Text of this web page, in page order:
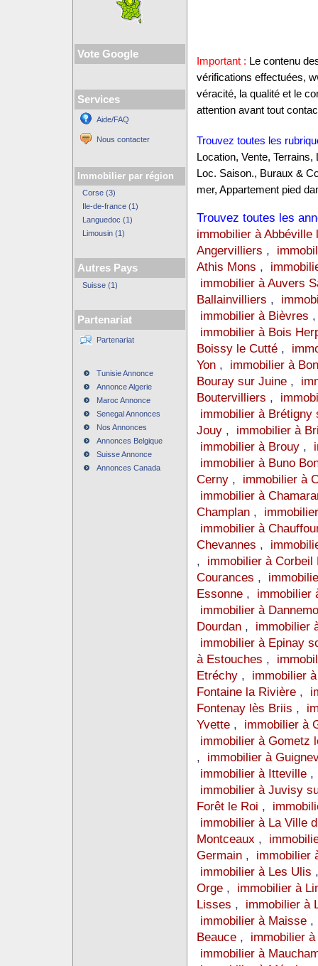
Vote Google
Services
Aide/FAQ
Nous contacter
Immobilier par région
Corse (3)
Ile-de-france (1)
Languedoc (1)
Limousin (1)
Autres Pays
Suisse (1)
Partenariat
Partenariat
Tunisie Annonce
Annonce Algerie
Maroc Annonce
Senegal Annonces
Nos Annonces
Annonces Belgique
Suisse Annonce
Annonces Canada
Important : Le contenu
vérifications effectuées,
véracité, la qualité et le
attention avant tout
Trouvez toutes les
Location, Vente,
Loc. Saison., Buraux &
mer, Appartement pied
Trouvez toutes les
immobilier à
Angervilliers ,
Athis Mons ,
immobilier à Auvers
Ballainvilliers ,
immobilier à Bièvres
immobilier à Bois
Boissy le Cutté ,
Yon , immobilier à
Bouray sur Juine ,
Boutervilliers ,
immobilier à
Jouy , immobilier à
immobilier à Brouy ,
immobilier à Buno
Cerny , immobilier à
immobilier à
Champlan ,
immobilier à
Chevannes ,
, immobilier à
Courances ,
Essonne , immobilier
immobilier à
Dourdan , immobilier
immobilier à Epinay
à Estouches ,
Etréchy , immobilier
Fontaine la Rivière ,
Fontenay lès Briis ,
Yvette , immobilier à
immobilier à Gometz
, immobilier à
immobilier à Itteville
immobilier à Juvisy
Forêt le Roi ,
immobilier à La Ville
Montceaux ,
Germain , immobilier
immobilier à Les Ulis
Orge , immobilier à
Lisses , immobilier à
immobilier à Maisse
Beauce , immobilier
immobilier à